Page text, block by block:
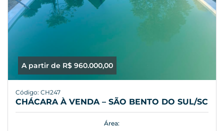
A partir de R$ 960.000,00
Código: CH247
CHÁCARA À VENDA – SÃO BENTO DO SUL/SC
Área: